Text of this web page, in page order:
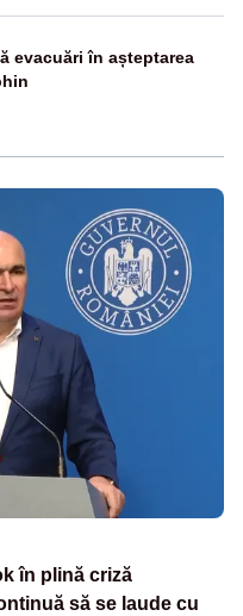
evacuări în așteptarea
în plină criză
să se laude cu